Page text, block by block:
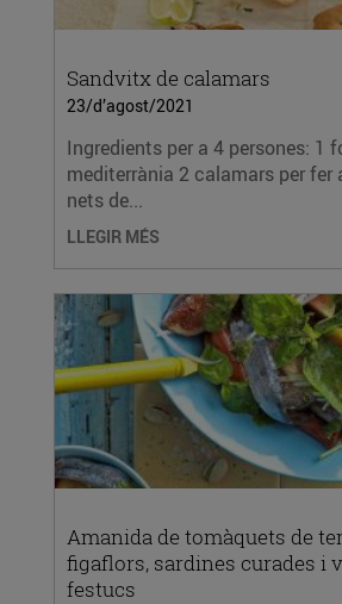
Sandvitx de calamars
23/d’agost/2021
Ingredients per a 4 persones: 1
mediterrània 2 calamars per fer
nets de...
LLEGIR MÉS
Amanida de tomàquets de
figaflors, sardines curades i
festucs